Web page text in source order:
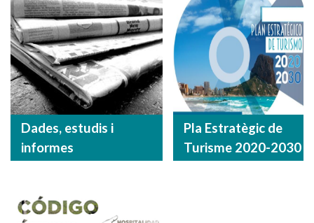
Dades, estudis i
informes
Pla Estratègic de
Turisme 2020-2030